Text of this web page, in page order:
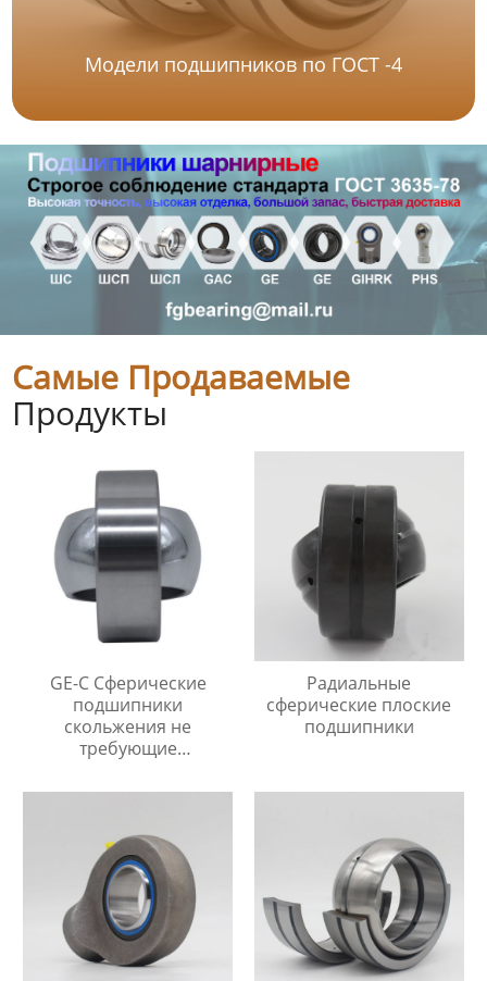
Модели подшипников по ГОСТ -4
Самые Продаваемые
Продукты
GE-C Сферические
подшипники
скольжения не
требующие
обслуживания
Радиальные
сферические плоские
подшипники